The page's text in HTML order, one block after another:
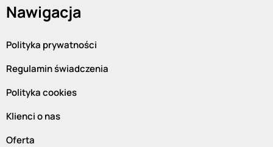
Nawigacja
Polityka prywatności
Regulamin świadczenia
Polityka cookies
Klienci o nas
Oferta